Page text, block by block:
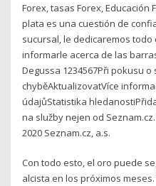
Forex, tasas Forex, Educación
plata es una cuestión de
sucursal, le dedicaremos
informarle acerca de las
Degussa 1234567Při pokusu
chyběAktualizovatVíce
údajůStatistika
na služby nejen od
2020 Seznam.cz, a.s.
Con todo esto, el oro puede
alcista en los próximos